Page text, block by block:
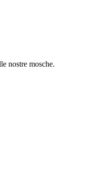
nostre mosche.